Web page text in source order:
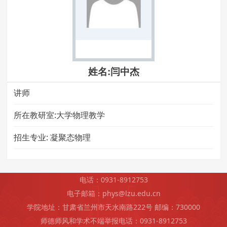
姓名:闫中杰
讲师
所在教研室:大学物理教学
招生专业: 凝聚态物理
电话：0931-8912753
电子邮箱：phys@lzu.edu.cn
学院地址：甘肃省兰州市天水南路222号 邮编：730000
师德师风和学术不端举报电话：0931-8912753